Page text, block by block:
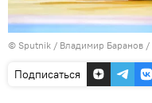
© Sputnik / Владимир Баранов /
Подписаться